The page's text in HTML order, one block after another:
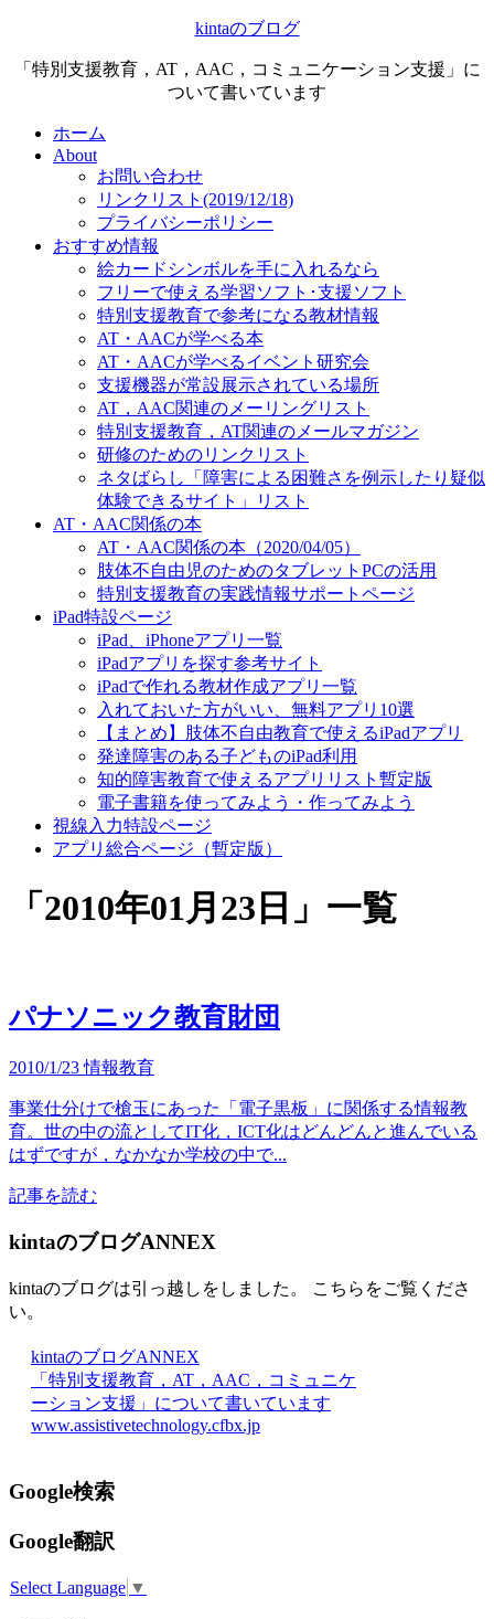
kintaのブログ
「特別支援教育，AT，AAC，コミュニケーション支援」に
ついて書いています
ホーム
About
お問い合わせ
リンクリスト(2019/12/18)
プライバシーポリシー
おすすめ情報
絵カードシンボルを手に入れるなら
フリーで使える学習ソフト･支援ソフト
特別支援教育で参考になる教材情報
AT・AACが学べる本
AT・AACが学べるイベント研究会
支援機器が常設展示されている場所
AT，AAC関連のメーリングリスト
特別支援教育，AT関連のメールマガジン
研修のためのリンクリスト
ネタばらし「障害による困難さを例示したり疑似
体験できるサイト」リスト
AT・AAC関係の本
AT・AAC関係の本（2020/04/05）
肢体不自由児のためのタブレットPCの活用
特別支援教育の実践情報サポートページ
iPad特設ページ
iPad、iPhoneアプリ一覧
iPadアプリを探す参考サイト
iPadで作れる教材作成アプリ一覧
入れておいた方がいい、無料アプリ10選
【まとめ】肢体不自由教育で使えるiPadアプリ
発達障害のある子どものiPad利用
知的障害教育で使えるアプリリスト暫定版
電子書籍を使ってみよう・作ってみよう
視線入力特設ページ
アプリ総合ページ（暫定版）
「 2010年01月23日 」 一覧
パナソニック教育財団
2010/1/23 情報教育
事業仕分けで槍玉にあった「電子黒板」に関係する情報教
育。世の中の流としてIT化，ICT化はどんどんと進んでいる
はずですが，なかなか学校の中で...
記事を読む
kintaのブログANNEX
kintaのブログは引っ越しをしました。 こちらをご覧くださ
い。
kintaのブログANNEX
「特別支援教育，AT，AAC，コミュニケ
ーション支援」について書いています
www.assistivetechnology.cfbx.jp
Google検索
Google翻訳
Select Language ▼